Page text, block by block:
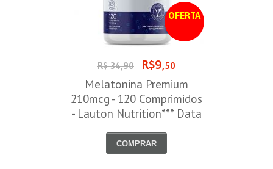
OFERTA
R$ 34,90 R$9,50
Melatonina Premium
210mcg - 120 Comprimidos
- Lauton Nutrition*** Data
COMPRAR